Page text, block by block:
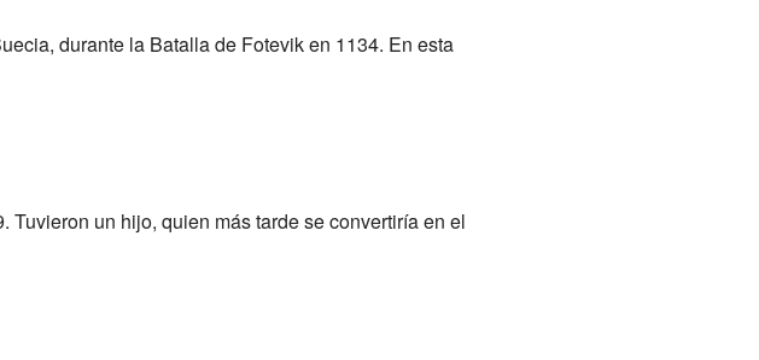
durante la Batalla de Fotevik en 1134. En esta
un hijo, quien más tarde se convertiría en el